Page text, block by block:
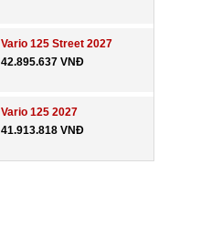
Vario 125 Street 2027
42.895.637 VNĐ
Vario 125 2027
41.913.818 VNĐ